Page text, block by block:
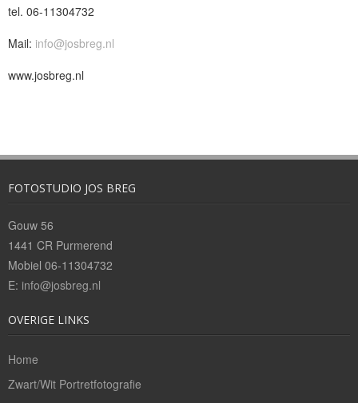
Reproducties/Fotobewerkingen
Bedrijfsreportages
tel. 06-11304732
Mail: info@josbreg.nl
www.josbreg.nl
FOTOSTUDIO JOS BREG
Gouw 56
1441 CR Purmerend
Mobiel 06-11304732
E: info@josbreg.nl
OVERIGE LINKS
Home
Zwart/Wit Portretfotografie